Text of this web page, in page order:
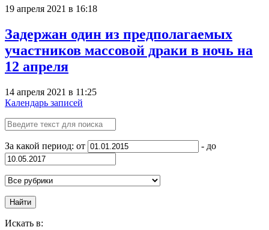
19 апреля 2021 в 16:18
Задержан один из предполагаемых
участников массовой драки в ночь на
12 апреля
14 апреля 2021 в 11:25
Календарь записей
За какой период: от - до
Найти
Искать в: